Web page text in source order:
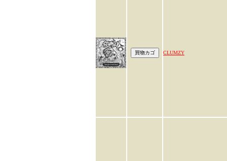
CLUMZY